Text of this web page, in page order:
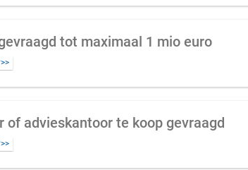
tot maximaal 1 mio euro
of advieskantoor te koop gevraagd